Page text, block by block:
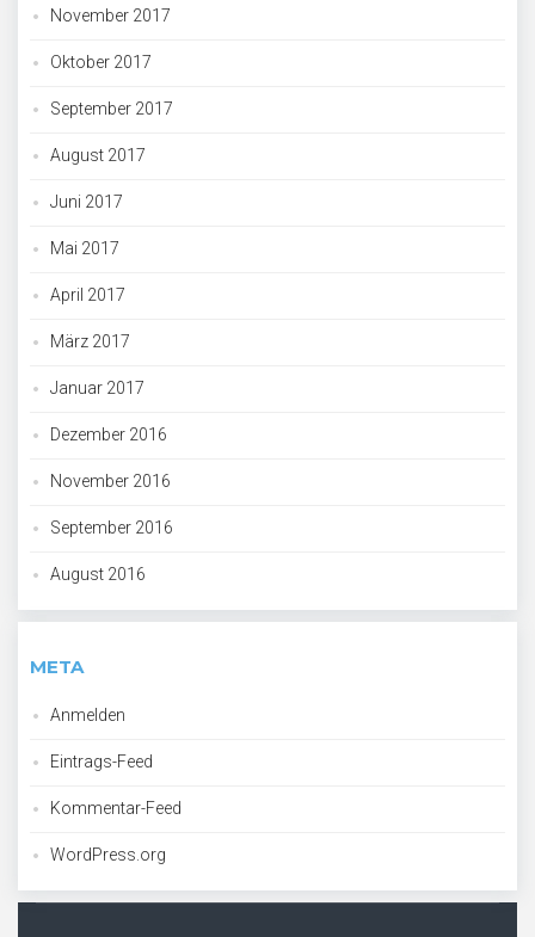
November 2017
Oktober 2017
September 2017
August 2017
Juni 2017
Mai 2017
April 2017
März 2017
Januar 2017
Dezember 2016
November 2016
September 2016
August 2016
META
Anmelden
Eintrags-Feed
Kommentar-Feed
WordPress.org